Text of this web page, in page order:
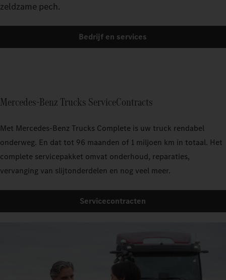
zeldzame pech.
Bedrijf en services
Mercedes-Benz Trucks ServiceContracts
Met Mercedes‑Benz Trucks Complete is uw truck rendabel
onderweg. En dat tot 96 maanden of 1 miljoen km in totaal. Het
complete servicepakket omvat onderhoud, reparaties,
vervanging van slijtonderdelen en nog veel meer.
Servicecontracten